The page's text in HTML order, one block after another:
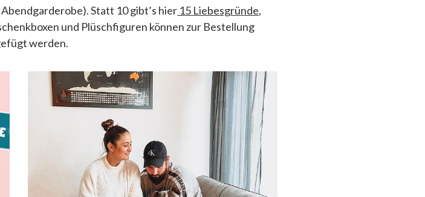
Statt 10 gibt’s hier 15 Liebesgründe,
und Plüschfiguren können zur Bestellung
werden.